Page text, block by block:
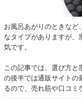
お風呂あがりのときなど
なタイプがありますが、
気です。
この記事では、選び方
の後半では通販サイトの
るので、売れ筋や口コミ